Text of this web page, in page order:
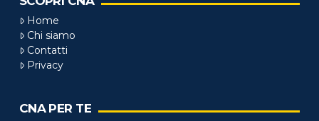
Home
Chi siamo
Contatti
Privacy
CNA PER TE